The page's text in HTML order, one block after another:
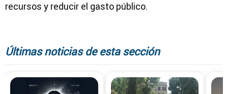
recursos y reducir el gasto público.
Últimas noticias de esta sección